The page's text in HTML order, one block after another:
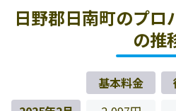
日野郡日南町のプロ
の推
基本料金